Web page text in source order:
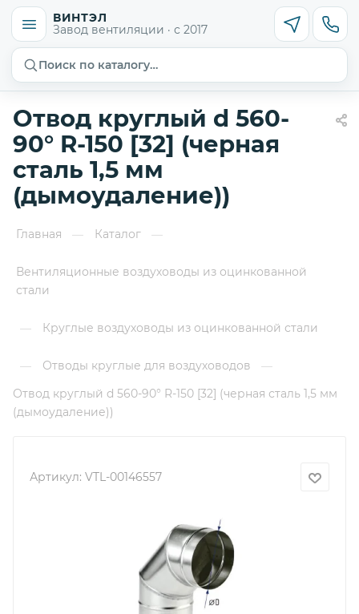
ВИНТЭЛ
Завод вентиляции · с 2017
Поиск по каталогу…
Отвод круглый d 560-
90° R-150 [32] (черная
сталь 1,5 мм
(дымоудаление))
Главная — Каталог —
Вентиляционные воздуховоды из оцинкованной
стали
— Круглые воздуховоды из оцинкованной стали
— Отводы круглые для воздуховодов
—
Отвод круглый d 560-90° R-150 [32] (черная сталь 1,5 мм
(дымоудаление))
Артикул: VTL-00146557